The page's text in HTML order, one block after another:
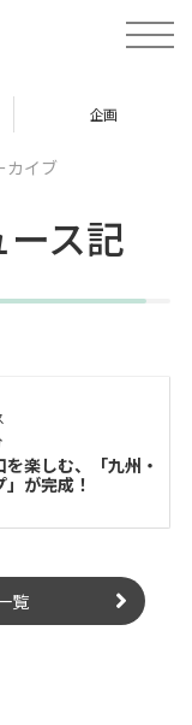
toggle
企画
カイブ
ス記
楽しむ、「九州・
が完成！
覧